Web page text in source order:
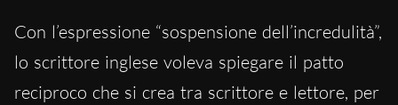
Con l’espressione “sospensione dell’incredulità”,
lo scrittore inglese voleva spiegare il patto
reciproco che si crea tra scrittore e lettore, per